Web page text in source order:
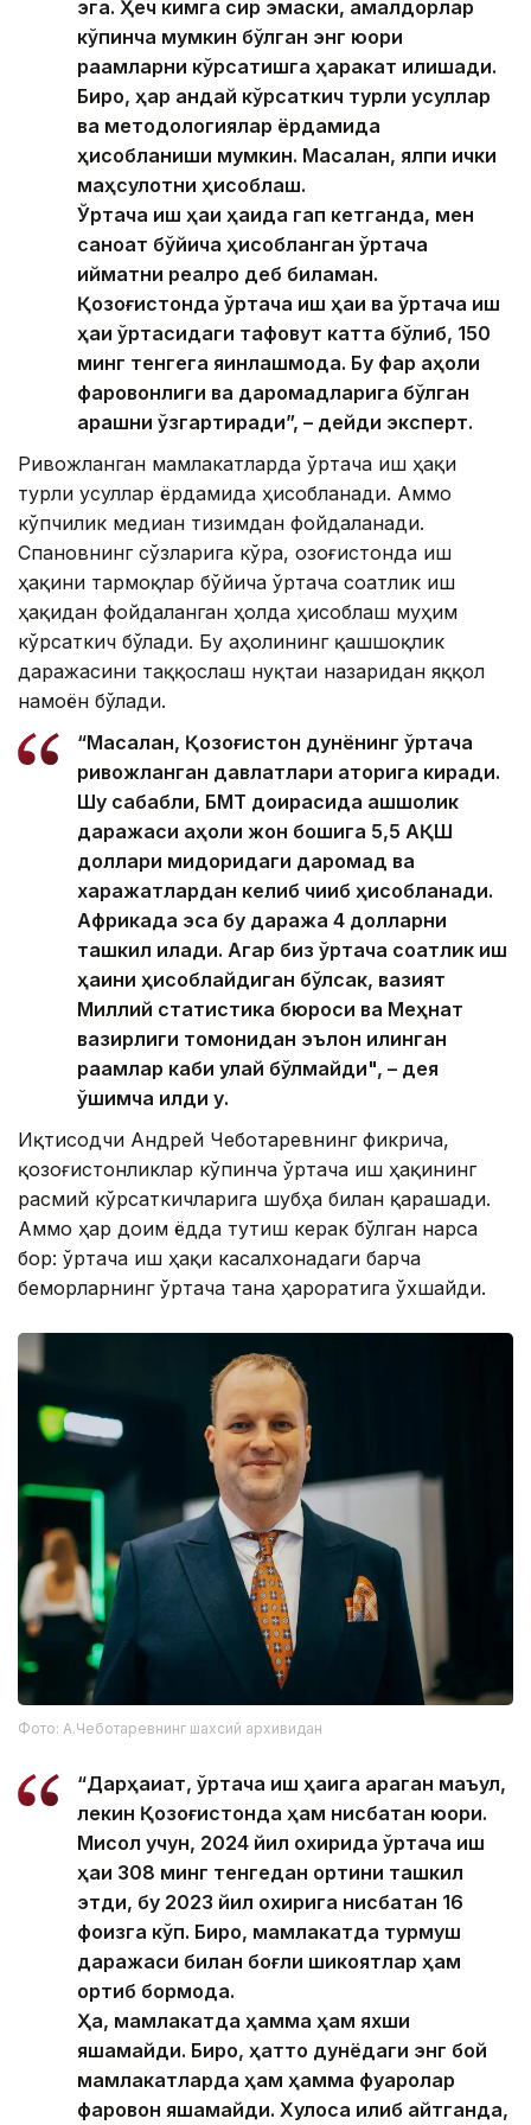
эга. Ҳеч кимга сир эмаски, амалдорлар
кўпинча мумкин бўлган энг юқори
рақамларни кўрсатишга ҳаракат қилишади.
Бироқ, ҳар қандай кўрсаткич турли усуллар
ва методологиялар ёрдамида
ҳисобланиши мумкин. Масалан, ялпи ички
маҳсулотни ҳисоблаш.
Ўртача иш ҳақи ҳақида гап кетганда, мен
саноат бўйича ҳисобланган ўртача
қийматни реалроқ деб биламан.
Қозоғистонда ўртача иш ҳақи ва ўртача иш
ҳақи ўртасидаги тафовут катта бўлиб, 150
минг тенгега яқинлашмоқда. Бу фарқ аҳоли
фаровонлиги ва даромадларига бўлган
қарашни ўзгартиради”, – дейди эксперт.
Ривожланган мамлакатларда ўртача иш ҳақи
турли усуллар ёрдамида ҳисобланади. Аммо
кўпчилик медиан тизимдан фойдаланади.
Спановнинг сўзларига кўра, Қозоғистонда иш
ҳақини тармоқлар бўйича ўртача соатлик иш
ҳақидан фойдаланган ҳолда ҳисоблаш муҳим
кўрсаткич бўлади. Бу аҳолининг қашшоқлик
даражасини таққослаш нуқтаи назаридан яққол
намоён бўлади.
“Масалан, Қозоғистон дунёнинг ўртача
ривожланган давлатлари қаторига киради.
Шу сабабли, БМТ доирасида қашшоқлик
даражаси аҳоли жон бошига 5,5 АҚШ
доллари миқдоридаги даромад ва
харажатлардан келиб чиқиб ҳисобланади.
Африкада эса бу даража 4 долларни
ташкил қилади. Агар биз ўртача соатлик иш
ҳақини ҳисоблайдиган бўлсак, вазият
Миллий статистика бюроси ва Меҳнат
вазирлиги томонидан эълон қилинган
рақамлар каби қулай бўлмайди", – дея
қўшимча қилди у.
Иқтисодчи Андрей Чеботаревнинг фикрича,
қозоғистонликлар кўпинча ўртача иш ҳақининг
расмий кўрсаткичларига шубҳа билан қарашади.
Аммо ҳар доим ёдда тутиш керак бўлган нарса
бор: ўртача иш ҳақи касалхонадаги барча
беморларнинг ўртача тана ҳароратига ўхшайди.
Фото: А.Чеботаревнинг шахсий архивидан
“Дарҳақиқат, ўртача иш ҳақига қараган маъқул,
лекин Қозоғистонда ҳам нисбатан юқори.
Мисол учун, 2024 йил охирида ўртача иш
ҳақи 308 минг тенгедан ортиқни ташкил
этди, бу 2023 йил охирига нисбатан 16
фоизга кўп. Бироқ, мамлакатда турмуш
даражаси билан боғлиқ шикоятлар ҳам
ортиб бормоқда.
Ҳа, мамлакатда ҳамма ҳам яхши
яшамайди. Бироқ, ҳатто дунёдаги энг бой
мамлакатларда ҳам ҳамма фуқаролар
фаровон яшамайди. Хулоса қилиб айтганда,